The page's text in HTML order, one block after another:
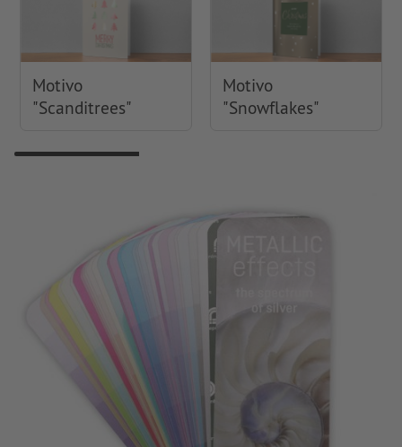
Motivo
"Scanditrees"
Motivo
"Snowflakes"